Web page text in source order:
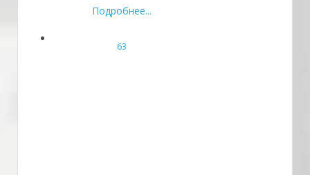
Подробнее...
63